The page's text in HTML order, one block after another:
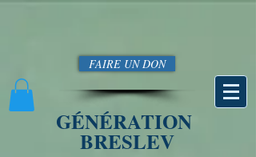
FAIRE UN DON
GÉNÉRATION
BRESLEV